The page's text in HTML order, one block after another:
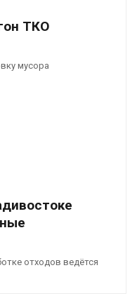
ТКО
мусора
отходов ведётся